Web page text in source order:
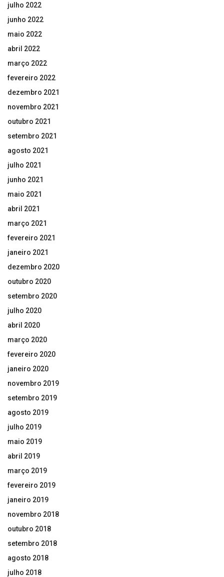
julho 2022
junho 2022
maio 2022
abril 2022
março 2022
fevereiro 2022
dezembro 2021
novembro 2021
outubro 2021
setembro 2021
agosto 2021
julho 2021
junho 2021
maio 2021
abril 2021
março 2021
fevereiro 2021
janeiro 2021
dezembro 2020
outubro 2020
setembro 2020
julho 2020
abril 2020
março 2020
fevereiro 2020
janeiro 2020
novembro 2019
setembro 2019
agosto 2019
julho 2019
maio 2019
abril 2019
março 2019
fevereiro 2019
janeiro 2019
novembro 2018
outubro 2018
setembro 2018
agosto 2018
julho 2018